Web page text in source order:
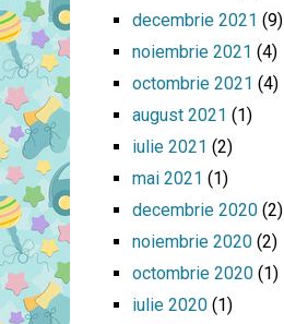
decembrie 2021 (9)
noiembrie 2021 (4)
octombrie 2021 (4)
august 2021 (1)
iulie 2021 (2)
mai 2021 (1)
decembrie 2020(2)
noiembrie 2020(2)
octombrie 2020(1)
iulie 2020(1)